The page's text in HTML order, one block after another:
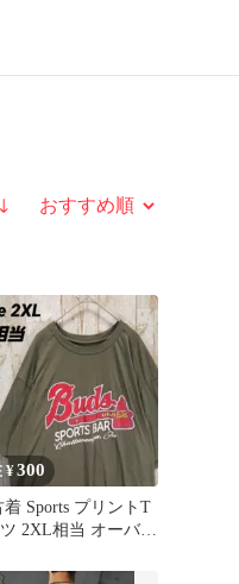
替え
¥300
着 Sports プリントT
2XL相当 オーバー